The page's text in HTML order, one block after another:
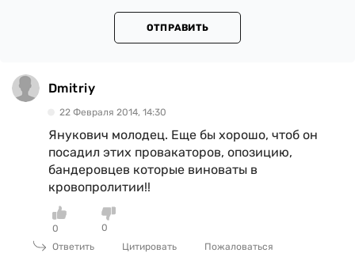
ОТПРАВИТЬ
Dmitriy
22 Февраля 2014, 14:30
Янукович молодец. Еще бы хорошо, чтоб он
посадил этих провакаторов, опозицию,
бандеровцев которые виноваты в
кровопролитии!!
0
0
Ответить
Цитировать Пожаловаться